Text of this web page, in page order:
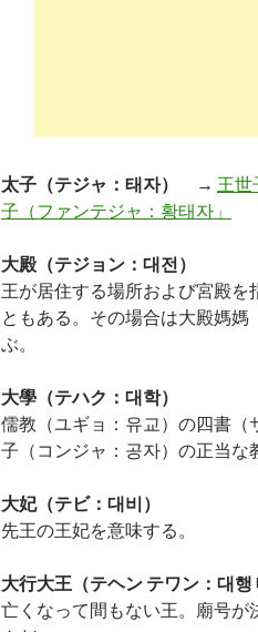
太子（テジャ：태자） → 王世
子（ファンテジャ：황태자」
大殿（テジョン：대전）
王が居住する場所および宮殿を
ともある。その場合は大殿媽
ぶ。
大學（テハク：대학）
儒教（ユギョ：유교）の四書
子（コンジャ：공자）の正当な
大妃（テビ：대비）
先王の王妃を意味する。
大行大王（テヘン テワン：대행
亡くなって間もない王。廟号